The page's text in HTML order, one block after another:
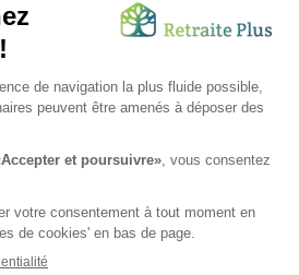
à l’alimentation...
Lire l'article
d’une aide de nos équipes ?
tarifs & disponibilités